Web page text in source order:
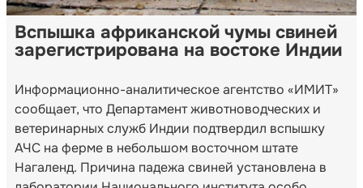
Вспышка африканской чумы свиней
зарегистрирована на востоке Индии
Информационно-аналитическое агентство «ИМИТ»
сообщает, что Департамент животноводческих и
ветеринарных служб Индии подтвердил вспышку
АЧС на ферме в небольшом восточном штате
Нагаленд. Причина падежа свиней установлена в